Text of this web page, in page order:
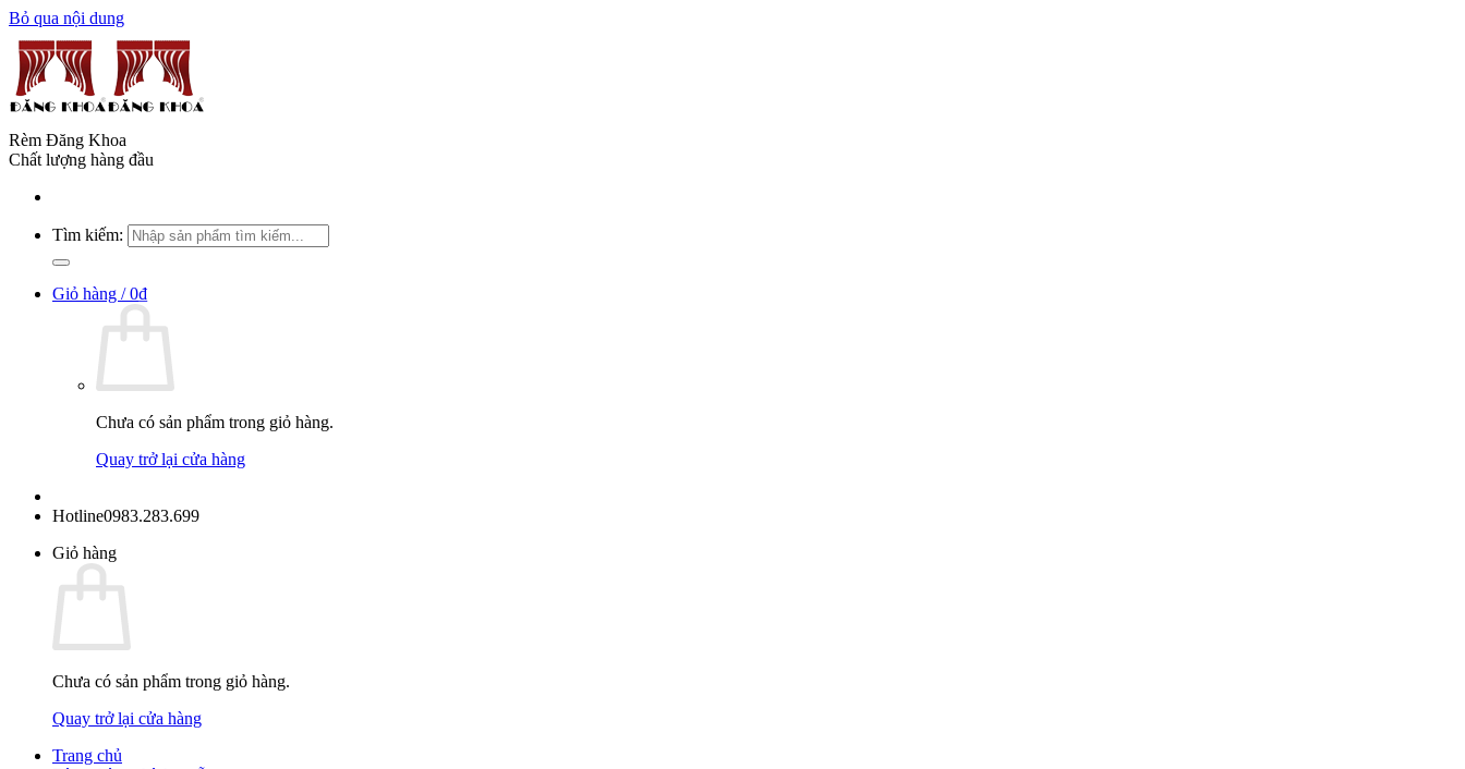
Bỏ qua nội dung
Rèm Đăng Khoa
Chất lượng hàng đầu
Tìm kiếm:
Giỏ hàng /0₫
Chưa có sản phẩm trong giỏ hàng.
Quay trở lại cửa hàng
Hotline0983.283.699
Giỏ hàng
Chưa có sản phẩm trong giỏ hàng.
Quay trở lại cửa hàng
Trang chủ